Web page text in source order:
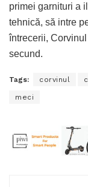
primei garnituri a
tehnică, să intre
întrecerii,
secund.
Tags: corvinul
meci